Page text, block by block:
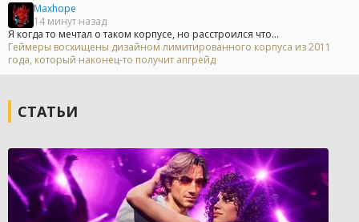
Maxhope
14 минут назад
Я когда то мечтал о таком корпусе, но расстроился что...
Геймеры восхищены дизайном лимитированного корпуса из 2011
года, который наконец-то получит апгрейд
СТАТЬИ